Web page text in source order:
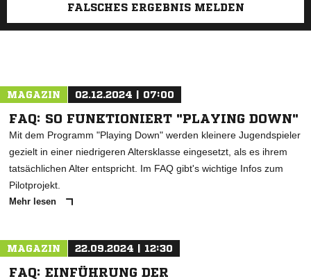
FALSCHES ERGEBNIS MELDEN
MAGAZIN 02.12.2024 | 07:00
FAQ: SO FUNKTIONIERT "PLAYING DOWN"
Mit dem Programm "Playing Down" werden kleinere Jugendspieler
gezielt in einer niedrigeren Altersklasse eingesetzt, als es ihrem
tatsächlichen Alter entspricht. Im FAQ gibt's wichtige Infos zum
Pilotprojekt.
Mehr lesen
MAGAZIN 22.09.2024 | 12:30
FAQ: EINFÜHRUNG DER